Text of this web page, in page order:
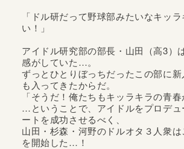
「ドル研だって野球部みたいなキッ
い！」
アイドル研究部の部長・山田（高3）
感がしていた…。
ずっとひとりぼっちだったこの部に新
も入ってきたからだ。
「そうだ！俺たちもキッラキラの青春
…ということで、アイドルをプロデュ
ートを成功させるべく、
山田・杉森・河野のドルオタ３人衆
を開始した…！